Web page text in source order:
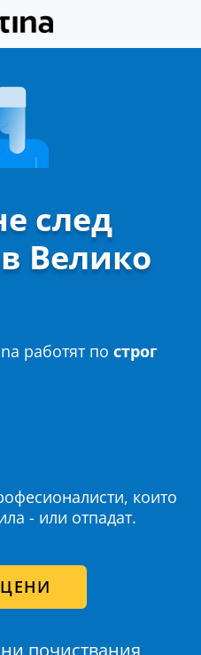
след
Велико
работят по строг
които
- или отпадат.
почиствания